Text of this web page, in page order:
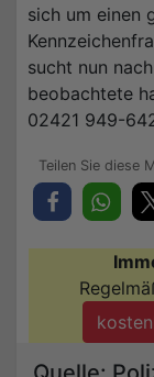
sich um einen
sucht nun
beobachtete
02421 949-